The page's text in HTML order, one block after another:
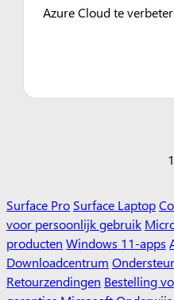
Azure Cloud te
1
Surface Pro Surface Laptop
voor persoonlijk gebruik
producten Windows 11-apps
Downloadcentrum
Retourzendingen Bestelling